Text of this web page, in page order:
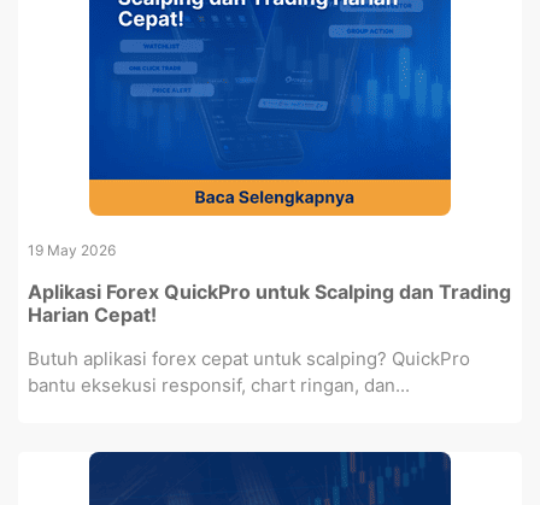
19 May 2026
Aplikasi Forex QuickPro untuk Scalping dan Trading
Harian Cepat!
Butuh aplikasi forex cepat untuk scalping? QuickPro
bantu eksekusi responsif, chart ringan, dan...